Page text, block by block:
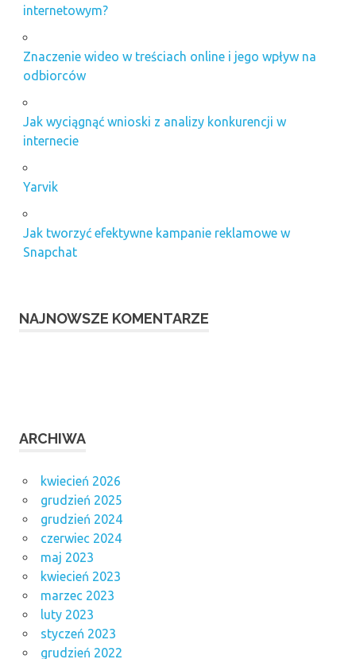
internetowym?
Znaczenie wideo w treściach online i jego wpływ na
odbiorców
Jak wyciągnąć wnioski z analizy konkurencji w
internecie
Yarvik
Jak tworzyć efektywne kampanie reklamowe w
Snapchat
NAJNOWSZE KOMENTARZE
ARCHIWA
kwiecień 2026
grudzień 2025
grudzień 2024
czerwiec 2024
maj 2023
kwiecień 2023
marzec 2023
luty 2023
styczeń 2023
grudzień 2022